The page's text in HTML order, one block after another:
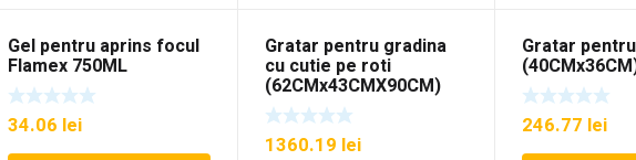
Gel pentru aprins focul
Flamex 750ML
34.06 lei
Gratar pentru gradina
cu cutie pe roti
(62CMx43CMX90CM)
1360.19 lei
Gratar
246.77 lei